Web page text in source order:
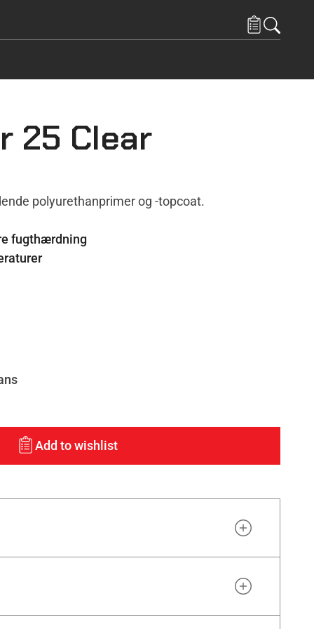
25 Clear
polyurethanprimer og -topcoat.
fugthærdning
Add to wishlist